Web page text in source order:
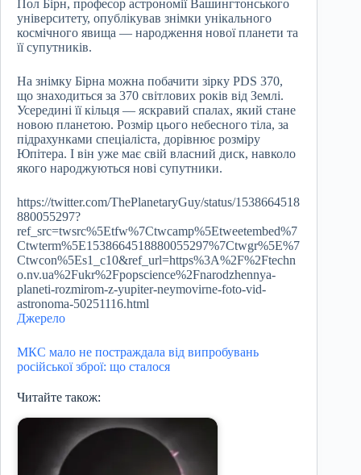
Пол Бірн, професор астрономії Вашингтонського
університету, опублікував знімки унікального
космічного явища — народження нової планети та
її супутників.
На знімку Бірна можна побачити зірку PDS 370,
що знаходиться за 370 світлових років від Землі.
Усередині її кільця — яскравий спалах, який стане
новою планетою. Розмір цього небесного тіла, за
підрахунками спеціаліста, дорівнює розміру
Юпітера. І він уже має свій власний диск, навколо
якого народжуються нові супутники.
https://twitter.com/ThePlanetaryGuy/status/1538664518
880055297?
ref_src=twsrc%5Etfw%7Ctwcamp%5Etweetembed%7
Ctwterm%5E1538664518880055297%7Ctwgr%5E%7
Ctwcon%5Es1_c10&ref_url=https%3A%2F%2Ftechn
o.nv.ua%2Fukr%2Fpopscience%2Fnarodzhennya-
planeti-rozmirom-z-yupiter-neymovirne-foto-vid-
astronoma-50251116.html
Джерело
МКС мало не постраждала від випробувань
російської зброї: що сталося
Читайте також: